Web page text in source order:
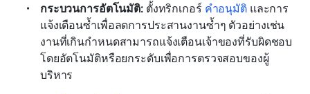
กระบวนการอัตโนมัติ: ตั้งทริกเกอร์ คำอนุมัติ และการ
แจ้งเตือนซ้ำเพื่อลดการประสานงานซ้ำๆ ตัวอย่างเช่น
งานที่เกินกำหนดสามารถแจ้งเตือนเจ้าของที่รับผิดชอบ
โดยอัตโนมัติหรือยกระดับเพื่อการตรวจสอบของผู้
บริหาร